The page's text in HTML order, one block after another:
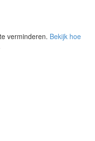
verminderen. Bekijk hoe